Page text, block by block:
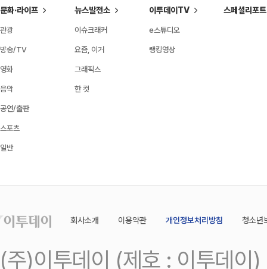
문화·라이프
관광
방송/TV
영화
음악
공연/출판
스포츠
일반
뉴스발전소
이슈크래커
요즘, 이거
그래픽스
한 컷
이투데이TV
e스튜디오
랭킹영상
스페셜리포트
회사소개 이용약관 개인정보처리방침 청소년
(주)이투데이 (제호 : 이투데